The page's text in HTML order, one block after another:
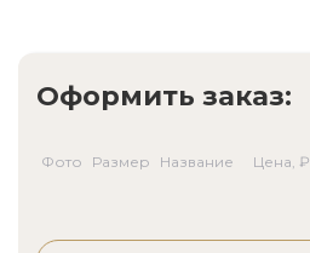
Оформить заказ:
Фото Размер Название Цена, ₽